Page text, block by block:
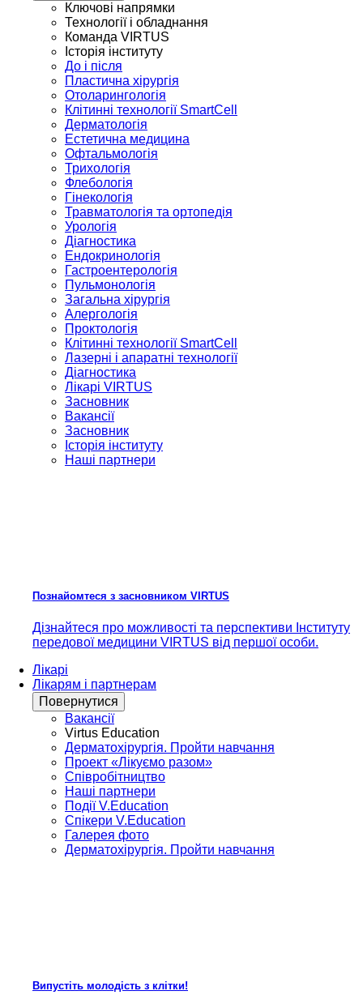
Ключові напрямки
Технології і обладнання
Команда VIRTUS
Історія інституту
До і після
Пластична хірургія
Отоларингологія
Клітинні технології SmartCell
Дерматологія
Естетична медицина
Офтальмологія
Трихологія
Флебологія
Гінекологія
Травматологія та ортопедія
Урологія
Діагностика
Ендокринологія
Гастроентерологія
Пульмонологія
Загальна хірургія
Алергологія
Проктологія
Клітинні технології SmartCell
Лазерні і апаратні технології
Діагностика
Лікарі VIRTUS
Засновник
Вакансії
Засновник
Історія інституту
Наші партнери
Познайомтеся з засновником VIRTUS
Дізнайтеся про можливості та перспективи Інституту
передової медицини VIRTUS від першої особи.
Лікарі
Лікарям і партнерам
Повернутися
Вакансії
Virtus Education
Дерматохірургія. Пройти навчання
Проект «Лікуємо разом»
Співробітництво
Наші партнери
Події V.Education
Спікери V.Education
Галерея фото
Дерматохірургія. Пройти навчання
Випустіть молодість з клітки!